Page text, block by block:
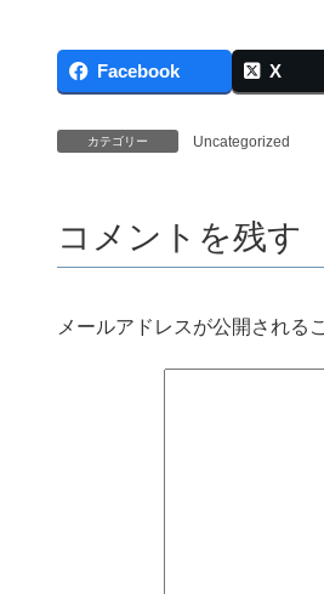
Facebook X
カテゴリー Uncategorized
コメントを残す
メールアドレスが公開される